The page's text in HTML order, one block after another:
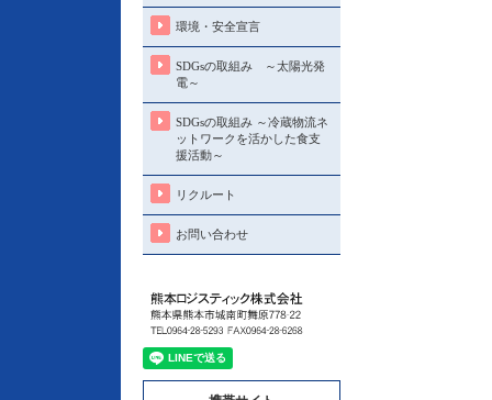
環境・安全宣言
SDGsの取組み ～太陽光発
電～
SDGsの取組み ～冷蔵物流ネ
ットワークを活かした食支
援活動～
リクルート
お問い合わせ